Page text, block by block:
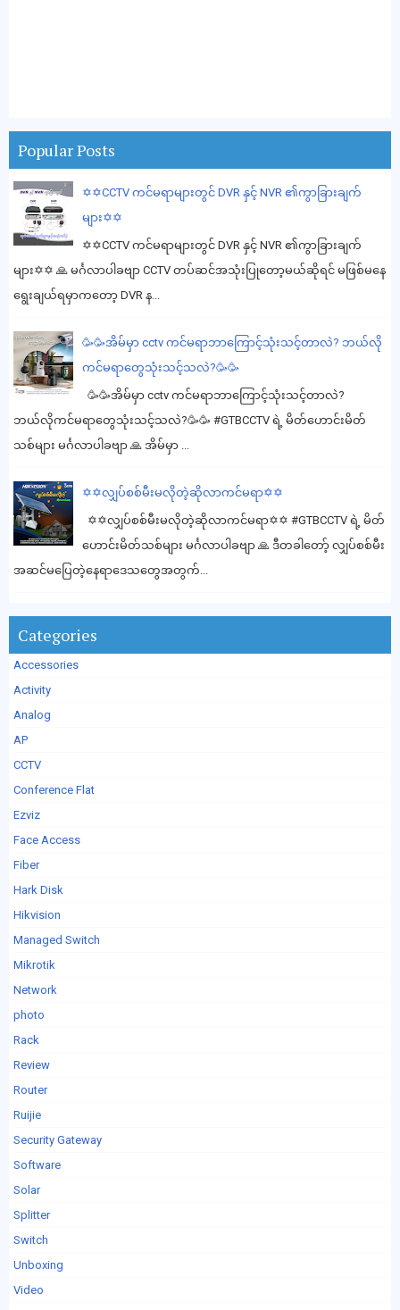
Popular Posts
✡️✡️CCTV ကင်မရာများတွင် DVR နှင့် NVR ၏ကွာခြားချက်
များ✡️✡️
✡️✡️CCTV ကင်မရာများတွင် DVR နှင့် NVR ၏ကွာခြားချက်
များ✡️✡️ 🙏 မင်္ဂလာပါခဗျာ CCTV တပ်ဆင်အသုံးပြုတော့မယ်ဆိုရင် မဖြစ်မနေ
ရွေးချယ်ရမှာကတော့ DVR န...
🥳🥳အိမ်မှာ cctv ကင်မရာဘာကြောင့်သုံးသင့်တာလဲ? ဘယ်လို
ကင်မရာတွေသုံးသင့်သလဲ?🥳🥳
🥳🥳အိမ်မှာ cctv ကင်မရာဘာကြောင့်သုံးသင့်တာလဲ?
ဘယ်လိုကင်မရာတွေသုံးသင့်သလဲ?🥳🥳 #GTBCCTV ရဲ့ မိတ်ဟောင်းမိတ်
သစ်များ မင်္ဂလာပါခဗျာ 🙏 အိမ်မှာ ...
✡️✡️လျှပ်စစ်မီးမလိုတဲ့ဆိုလာကင်မရာ✡️✡️
✡️✡️လျှပ်စစ်မီးမလိုတဲ့ဆိုလာကင်မရာ✡️✡️ #GTBCCTV ရဲ့ မိတ်
ဟောင်းမိတ်သစ်များ မင်္ဂလာပါခဗျာ 🙏 ဒီတခါတော့် လျှပ်စစ်မီး
အဆင်မပြေတဲ့နေရာဒေသတွေအတွက်...
Categories
Accessories
Activity
Analog
AP
CCTV
Conference Flat
Ezviz
Face Access
Fiber
Hark Disk
Hikvision
Managed Switch
Mikrotik
Network
photo
Rack
Review
Router
Ruijie
Security Gateway
Software
Solar
Splitter
Switch
Unboxing
Video